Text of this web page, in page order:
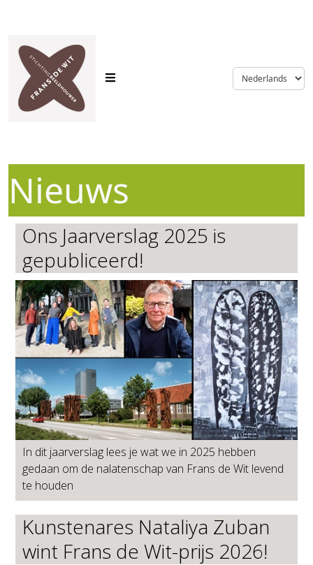
language
Nieuws
Ons Jaarverslag 2025 is
gepubliceerd!
In dit jaarverslag lees je wat we in 2025 hebben
gedaan om de nalatenschap van Frans de Wit levend
te houden
Kunstenares Nataliya Zuban
wint Frans de Wit-prijs 2026!